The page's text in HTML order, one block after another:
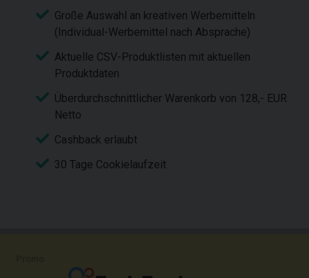
Große Auswahl an kreativen Werbemitteln
(Individual-Werbemittel nach Absprache)
Aktuelle CSV-Produktlisten mit aktuellen
Produktdaten
Überdurchschnittlicher Warenkorb von 128,- EUR
Netto
Cashback erlaubt
30 Tage Cookielaufzeit